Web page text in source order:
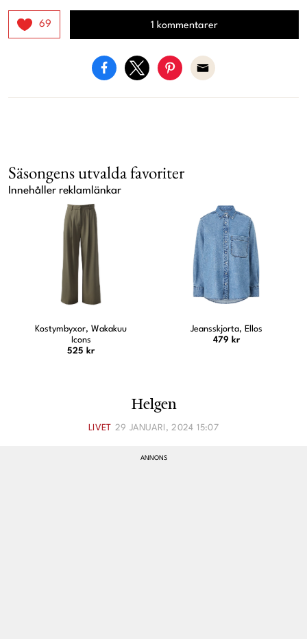
69 1 kommentarer
Säsongens utvalda favoriter
Innehåller reklamlänkar
Kostymbyxor, Wakakuu
Icons
525 kr
Jeansskjorta, Ellos
479 kr
Helgen
LIVET 29 JANUARI, 2024 15:07